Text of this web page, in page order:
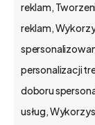
reklam,
reklam,
personalizacji
doboru
usług,
na
kapitał
tel. 61